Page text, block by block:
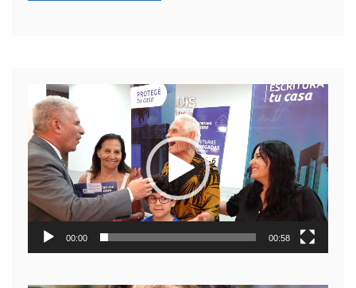
Reproductor
de
video
00:00 00:58